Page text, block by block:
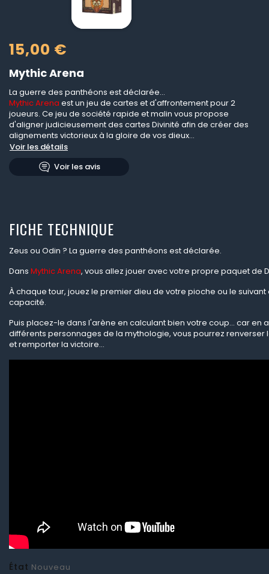
15,00 €
Mythic Arena
La guerre des panthéons est déclarée...
Mythic Arena est un jeu de cartes et d'affrontement pour 2
joueurs. Ce jeu de société rapide et malin vous propose
d'aligner judicieusement des cartes Divinité afin de créer des
alignements victorieux à la gloire de vos dieux...
Voir les détails
Voir les avis
FICHE TECHNIQUE
Zeus ou Odin ? La guerre des panthéons est déclarée.
Dans Mythic Arena, vous allez jouer avec votre propre paquet de
À chaque tour, jouez le premier dieu de votre pioche ou le
capacité.
Puis placez-le dans l'arène en calculant bien votre coup... car en
différents personnages de la mythologie, vous pourrez renverser
et remporter la victoire...
État Nouveau